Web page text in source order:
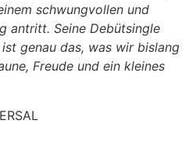
schwungvollen und
antritt. Seine Debütsingle
genau das, was wir bislang
Freude und ein kleines